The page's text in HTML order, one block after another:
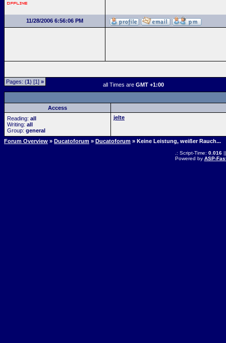
11/28/2006 6:56:06 PM
Pages: (1) [1] » all Times are GMT +1:00
Access
Reading: all
Writing: all
Group: general
jelte
Forum Overview » Ducatoforum » Ducatoforum » Keine Leistung, weißer Rauch...
.: Script-Time: 0.016||
Powered by ASP-